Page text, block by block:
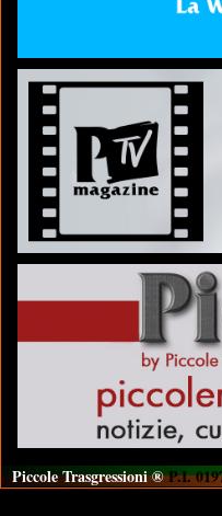
Piccole Trasgressioni ®P.I.